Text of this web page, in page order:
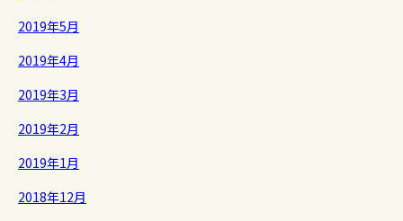
2019年5月
2019年4月
2019年3月
2019年2月
2019年1月
2018年12月